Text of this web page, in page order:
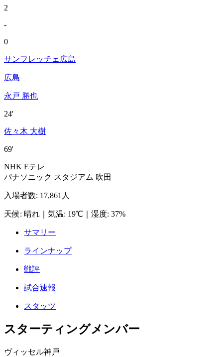
2
-
0
サンフレッチェ広島
広島
永戸 勝也
24'
佐々木 大樹
69'
NHK Eテレ
パナソニック スタジアム 吹田
入場者数: 17,861人
天候: 晴れ 気温: 19℃ 湿度: 37%
サマリー
ラインナップ
戦評
試合速報
スタッツ
スターティングメンバー
ヴィッセル神戸